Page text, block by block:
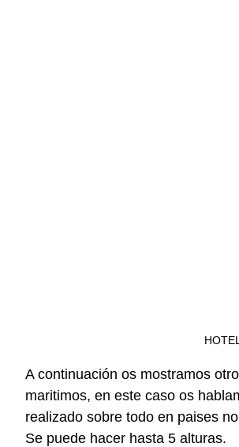
A continuación os mostramos
maritimos, en este caso os
realizado sobre todo en paises
Se puede hacer hasta 5 alturas.